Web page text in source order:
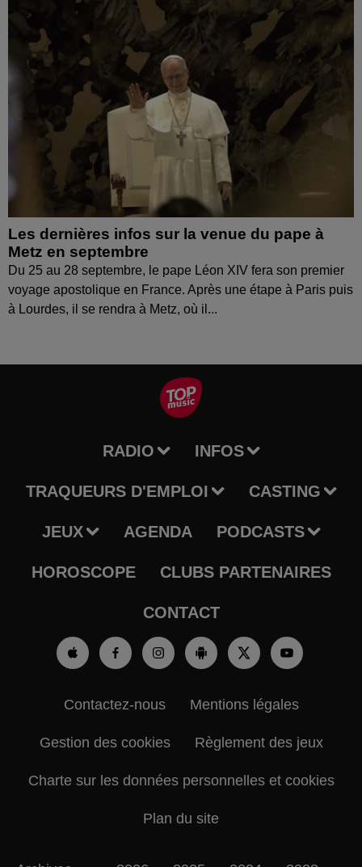
Les dernières infos sur la venue du pape à
Metz en septembre
Du 25 au 28 septembre, le pape Léon XIV fera son premier
voyage apostolique en France. Après une étape à Paris puis
à Lourdes, il se rendra à Metz, où il...
RADIO INFOS
TRAQUEURS D'EMPLOI CASTING
JEUX AGENDA PODCASTS
HOROSCOPE CLUBS PARTENAIRES
CONTACT
Contactez-nous Mentions légales
Gestion des cookies Règlement des jeux
Charte sur les données personnelles et cookies
Plan du site